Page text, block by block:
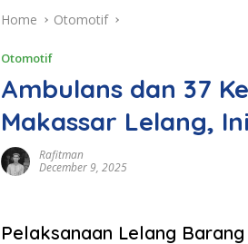
Anda"
Home Otomotif
Otomotif
Ambulans dan 37
Makassar Lelang,
Rafitman
December 9, 2025
Pelaksanaan Lelang